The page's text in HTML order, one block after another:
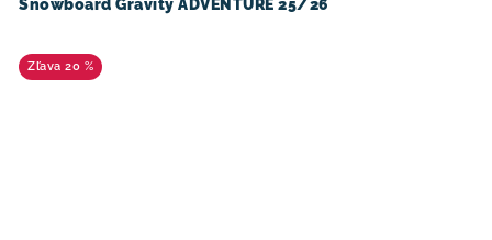
Snowboard Gravity ADVENTURE 25/26
20 %